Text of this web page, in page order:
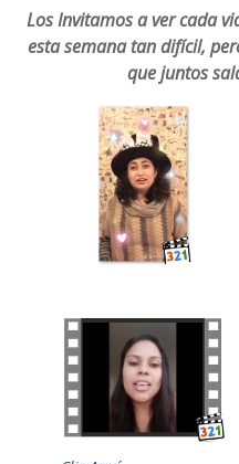
Los Invitamos a ver cada
esta semana tan difícil,
que juntos